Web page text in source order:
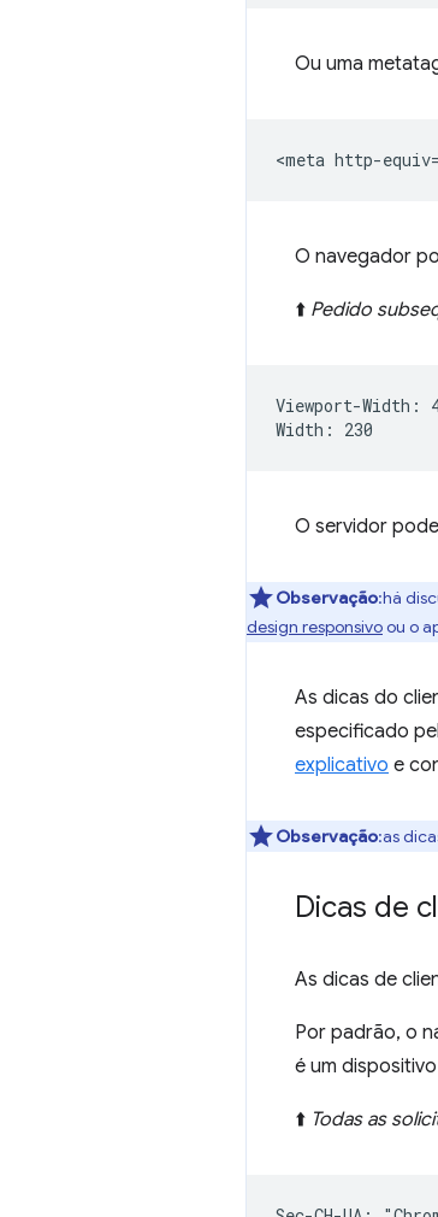
Ou uma
O navegador
⬆️ Pedido
Viewport-Width:
O servidor
Observação:há
design responsivoou o
As dicas do
especificado
explicativo e
Observação:as
Dicas de
As dicas de
Por padrão, o
é um
⬆️ Todas as